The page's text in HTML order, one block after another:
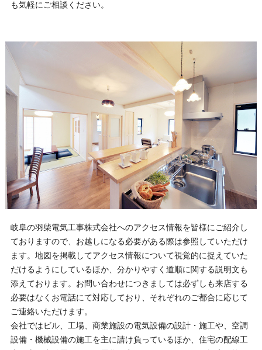
も気軽にご相談ください。
岐阜の羽柴電気工事株式会社へのアクセス情報を皆様にご紹介し
ておりますので、お越しになる必要がある際は参照していただけ
ます。地図を掲載してアクセス情報について視覚的に捉えていた
だけるようにしているほか、分かりやすく道順に関する説明文も
添えております。お問い合わせにつきましては必ずしも来店する
必要はなくお電話にて対応しており、それぞれのご都合に応じて
ご連絡いただけます。
会社ではビル、工場、商業施設の電気設備の設計・施工や、空調
設備・機械設備の施工を主に請け負っているほか、住宅の配線工